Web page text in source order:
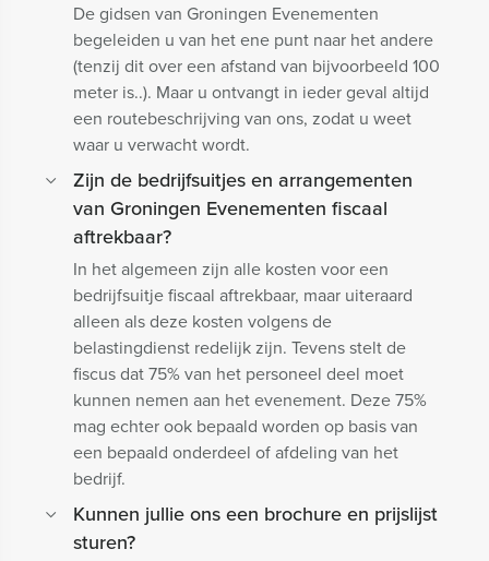
De gidsen van Groningen Evenementen
begeleiden u van het ene punt naar het andere
(tenzij dit over een afstand van bijvoorbeeld 100
meter is..). Maar u ontvangt in ieder geval altijd
een routebeschrijving van ons, zodat u weet
waar u verwacht wordt.
Zijn de bedrijfsuitjes en arrangementen
van Groningen Evenementen fiscaal
aftrekbaar?
In het algemeen zijn alle kosten voor een
bedrijfsuitje fiscaal aftrekbaar, maar uiteraard
alleen als deze kosten volgens de
belastingdienst redelijk zijn. Tevens stelt de
fiscus dat 75% van het personeel deel moet
kunnen nemen aan het evenement. Deze 75%
mag echter ook bepaald worden op basis van
een bepaald onderdeel of afdeling van het
bedrijf.
Kunnen jullie ons een brochure en prijslijst
sturen?